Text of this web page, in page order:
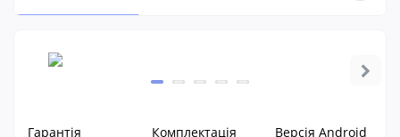
Гарантія Комплектація Версія Android